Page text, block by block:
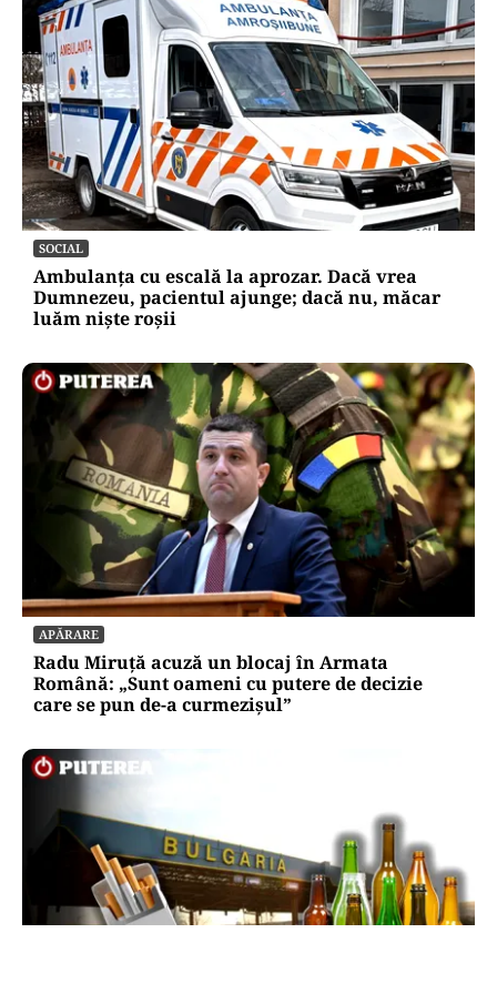
SOCIAL
Ambulanța cu escală la aprozar. Dacă vrea
Dumnezeu, pacientul ajunge; dacă nu, măcar
luăm niște roșii
APĂRARE
Radu Miruță acuză un blocaj în Armata
Română: „Sunt oameni cu putere de decizie
care se pun de-a curmezișul”